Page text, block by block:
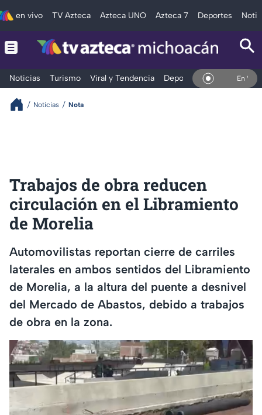
en vivo TV Azteca Azteca UNO Azteca 7 Deportes
Noticias Turismo Viral y Tendencia Deportes Espectáculos
En Vivo
Noticias Nota
Trabajos de obra reducen
circulación en el Libramiento
de Morelia
Automovilistas reportan cierre de carriles
laterales en ambos sentidos del Libramiento
de Morelia, a la altura del puente a desnivel
del Mercado de Abastos, debido a trabajos
de obra en la zona.